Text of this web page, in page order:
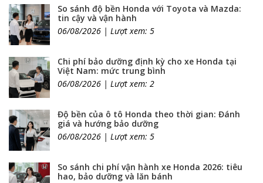
So sánh độ bền Honda với Toyota và Mazda:
tin cậy và vận hành
06/08/2026 | Lượt xem: 5
Chi phí bảo dưỡng định kỳ cho xe Honda tại
Việt Nam: mức trung bình
06/08/2026 | Lượt xem: 2
Độ bền của ô tô Honda theo thời gian: Đánh
giá và hướng bảo dưỡng
06/08/2026 | Lượt xem: 5
So sánh chi phí vận hành xe Honda 2026: tiêu
hao, bảo dưỡng và lăn bánh